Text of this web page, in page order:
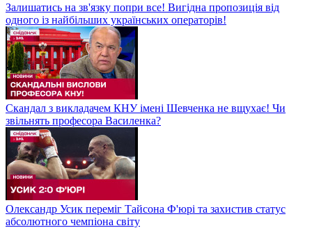
Залишатись на зв'язку попри все! Вигідна пропозиція від
одного із найбільших українських операторів!
Скандал з викладачем КНУ імені Шевченка не вщухає! Чи
звільнять професора Василенка?
Олександр Усик переміг Тайсона Ф'юрі та захистив статус
абсолютного чемпіона світу